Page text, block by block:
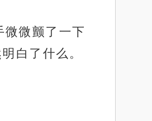
微颤了一下
白了什么。